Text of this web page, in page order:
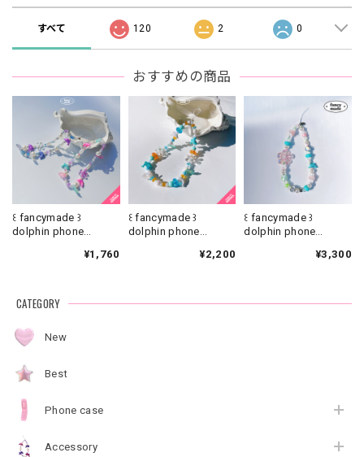
すべて 120 2 0
おすすめの商品
꒰ fancymade ꒱
dolphin phone
¥1,760
꒰ fancymade ꒱
dolphin phone
¥2,200
꒰ fancymade ꒱
dolphin phone
¥3,300
CATEGORY
New
Best
Phone case
Accessory